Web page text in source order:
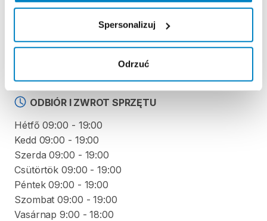
Spersonalizuj
Odrzuć
Regulamin wypożyczalni
ODBIÓR I ZWROT SPRZĘTU
Hétfő 09:00 - 19:00
Kedd 09:00 - 19:00
Szerda 09:00 - 19:00
Csütörtök 09:00 - 19:00
Péntek 09:00 - 19:00
Szombat 09:00 - 19:00
Vasárnap 9:00 - 18:00